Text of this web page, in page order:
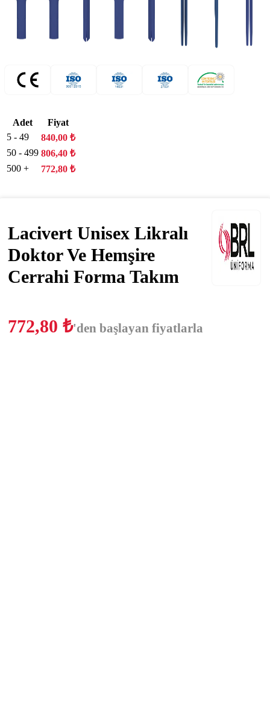
Adet
Fiyat
5 - 49
840,00 ₺
50 - 499 806,40 ₺
500 +
772,80 ₺
Lacivert Unisex Likralı
Doktor Ve Hemşire
Cerrahi Forma Takım
772,80 ₺'den başlayan fiyatlarla